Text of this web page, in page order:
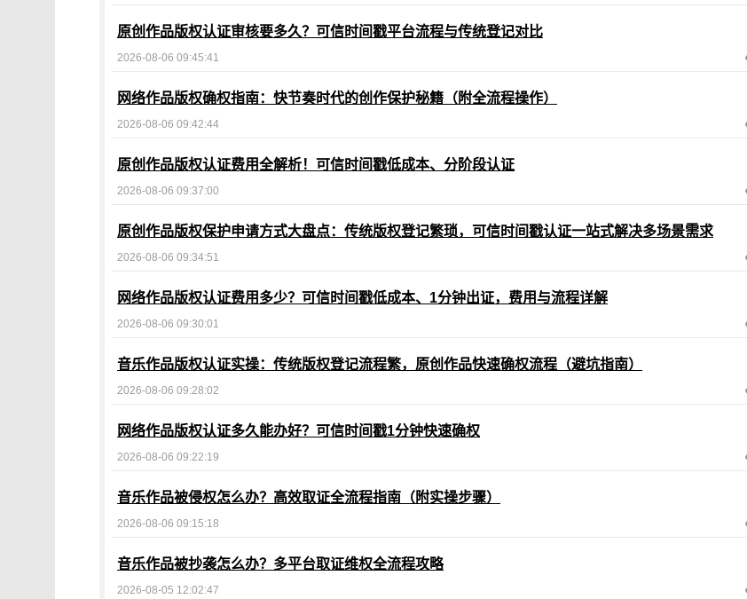
原创作品版权认证审核要多久？可信时间戳平台流程与传统登记对比
2026-08-06 09:45:41
网络作品版权确权指南：快节奏时代的创作保护秘籍（附全流程操作）
2026-08-06 09:42:44
原创作品版权认证费用全解析！可信时间戳低成本、分阶段认证
2026-08-06 09:37:00
原创作品版权保护申请方式大盘点：传统版权登记繁琐，可信时间戳认证一站式解决多场景需求
2026-08-06 09:34:51
网络作品版权认证费用多少？可信时间戳低成本、1分钟出证，费用与流程详解
2026-08-06 09:30:01
音乐作品版权认证实操：传统版权登记流程繁，原创作品快速确权流程（避坑指南）
2026-08-06 09:28:02
网络作品版权认证多久能办好？可信时间戳1分钟快速确权
2026-08-06 09:22:19
音乐作品被侵权怎么办？高效取证全流程指南（附实操步骤）
2026-08-06 09:15:18
音乐作品被抄袭怎么办？多平台取证维权全流程攻略
2026-08-05 12:02:47